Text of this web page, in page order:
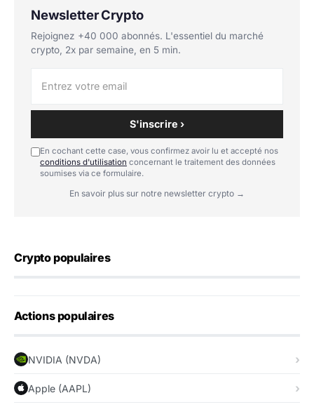
Newsletter Crypto
Rejoignez +40 000 abonnés. L'essentiel du marché
crypto, 2x par semaine, en 5 min.
S'inscrire ›
En cochant cette case, vous confirmez avoir lu et accepté nos
conditions d'utilisation concernant le traitement des données
soumises via ce formulaire.
En savoir plus sur notre newsletter crypto →
Crypto populaires
Actions populaires
NVIDIA (NVDA)
Apple (AAPL)